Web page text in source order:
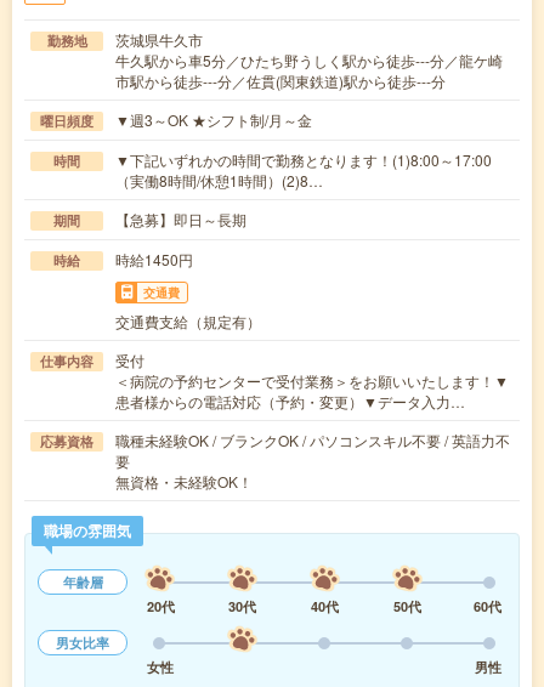
勤務地
茨城県牛久市
牛久駅から車5分／ひたち野うしく駅から徒歩---分／龍ケ崎
市駅から徒歩---分／佐貫(関東鉄道)駅から徒歩---分
曜日頻度 ▼週3～OK ★シフト制/月～金
時間
▼下記いずれかの時間で勤務となります！(1)8:00～17:00
（実働8時間/休憩1時間）(2)8…
期間 【急募】即日～長期
時給 時給1450円
交通費
交通費支給（規定有）
仕事内容
受付
＜病院の予約センターで受付業務＞をお願いいたします！▼
患者様からの電話対応（予約・変更）▼データ入力…
応募資格
職種未経験OK / ブランクOK / パソコンスキル不要 / 英語力不
要
無資格・未経験OK！
職場の雰囲気
年齢層
20代
30代 40代 50代
60代
男女比率
女性
男性